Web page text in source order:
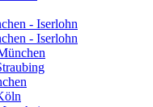
- Iserlohn
- Iserlohn